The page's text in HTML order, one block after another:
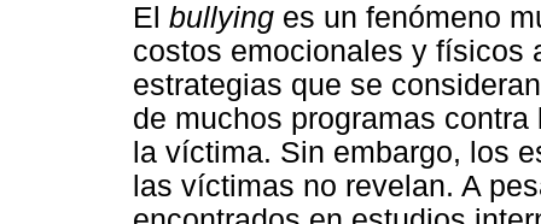
El bullying es un fenómeno
costos emocionales y físicos
estrategias que se
de muchos programas
la víctima. Sin embargo, los
las víctimas no revelan. A